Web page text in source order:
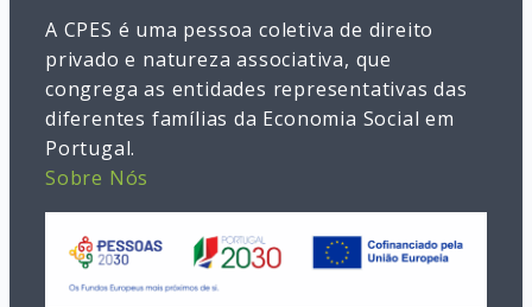
A CPES é uma pessoa coletiva de direito
privado e natureza associativa, que
congrega as entidades representativas das
diferentes famílias da Economia Social em
Portugal.
Sobre Nós